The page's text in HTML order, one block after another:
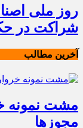
روز ملی
شراکت در
آخرین مطالب
مشت نمونه
مجوزها